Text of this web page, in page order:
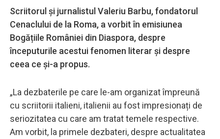
Scriitorul și jurnalistul Valeriu Barbu, fondatorul
Cenaclului de la Roma, a vorbit în emisiunea
Bogățiile României din Diaspora, despre
începuturile acestui fenomen literar și despre
ceea ce și-a propus.
„La dezbaterile pe care le-am organizat împreună
cu scriitorii italieni, italienii au fost impresionați de
seriozitatea cu care am tratat temele respective.
Am vorbit, la primele dezbateri, despre actualitatea